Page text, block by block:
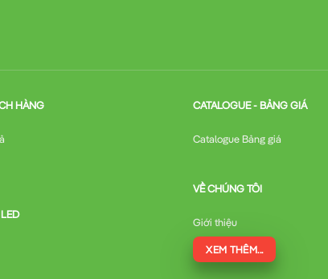
HÀNG CATALOGUE - BẢNG GIÁ
Catalogue Bảng giá
VỀ CHÚNG TÔI
Giới thiệu
XEM THÊM...